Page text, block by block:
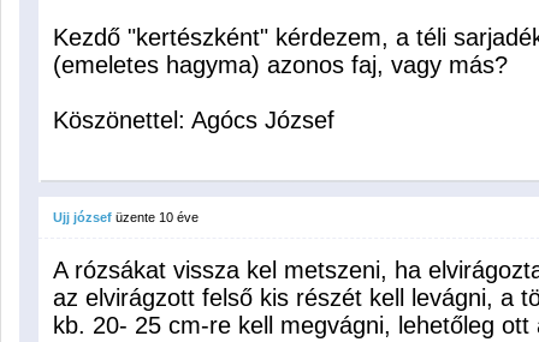
Kezdő "kertészként" kérdezem, a téli
(emeletes hagyma) azonos faj, vagy más?
Köszönettel: Agócs József
Ujj józsef üzente 10 éve
A rózsákat vissza kel metszeni, ha
az elvirágzott felső kis részét kell levágni, a
kb. 20- 25 cm-re kell megvágni, lehetőleg